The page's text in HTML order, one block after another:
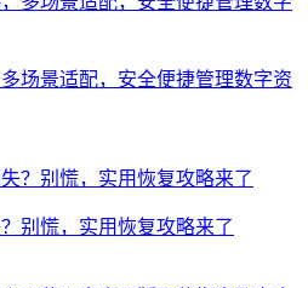
场景适配，安全便捷管理数字资
别慌，实用恢复攻略来了